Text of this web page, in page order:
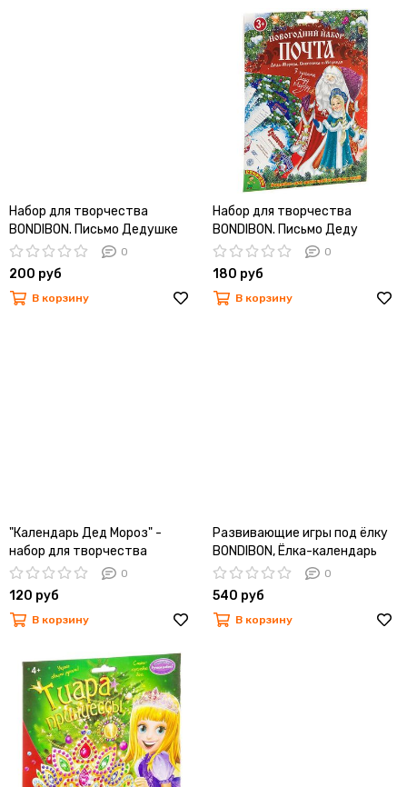
Набор для творчества
BONDIBON. Письмо Дедушке
Морозу
0
200 руб
В корзину
Набор для творчества
BONDIBON. Письмо Деду
Морозу.
0
180 руб
В корзину
"Календарь Дед Мороз" -
набор для творчества
BONDIBON
0
120 руб
В корзину
Развивающие игры под ёлку
BONDIBON, Ёлка-календарь
(36 магнитов)
0
540 руб
В корзину